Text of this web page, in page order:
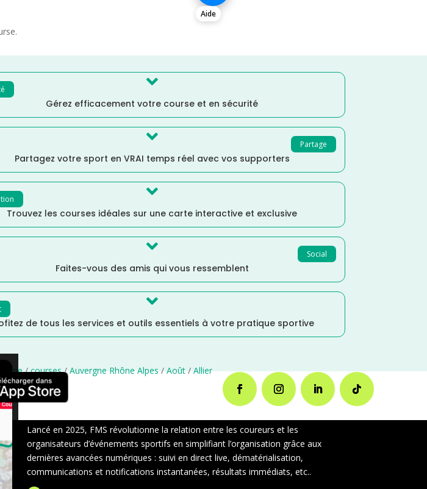
Aide

Gérez efficacement votre course et en sécurité
Partage

Partagez votre sport en VRAI temps réel avec vos supporters

Trouvez les courses idéales sur une carte interactive et exclusive
Social

Faites-vous des amis qui vous ressemblent

de tous les services et outils essentiels à votre pratique sportive
/courses/Auvergne Rhône Alpes/Août/Allier
Lancé en 2025, FMS révolutionne la relation entre les coureurs et les
organisateurs d’événements sportifs en simplifiant l’organisation grâce aux
dernières avancées numériques : suivi en direct live, dématérialisation,
communications et notifications instantanées, résultats immédiats, etc..